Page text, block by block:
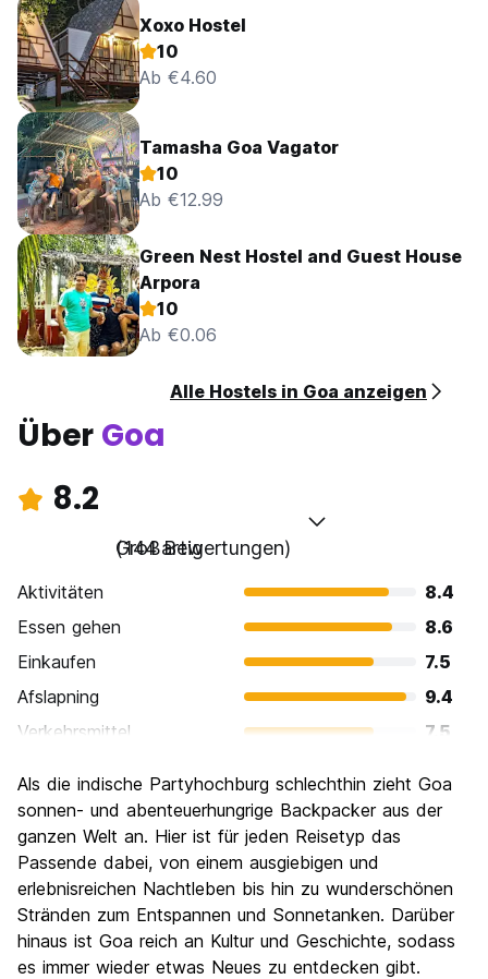
Xoxo Hostel
10
Ab €4.60
Tamasha Goa Vagator
10
Ab €12.99
Green Nest Hostel and Guest House
Arpora
10
Ab €0.06
Alle Hostels in Goa anzeigen
Über Goa
8.2
Großartig
(144 Bewertungen)
Aktivitäten
8.4
Essen gehen
8.6
Einkaufen
7.5
Afslapning
9.4
Verkehrsmittel
7.5
Kultur
7.7
Nachtleben / Party
Preis-Leistungsverhältnis
Als die indische Partyhochburg schlechthin zieht Goa
sonnen- und abenteuerhungrige Backpacker aus der
ganzen Welt an. Hier ist für jeden Reisetyp das
Passende dabei, von einem ausgiebigen und
erlebnisreichen Nachtleben bis hin zu wunderschönen
Stränden zum Entspannen und Sonnetanken. Darüber
hinaus ist Goa reich an Kultur und Geschichte, sodass
es immer wieder etwas Neues zu entdecken gibt.